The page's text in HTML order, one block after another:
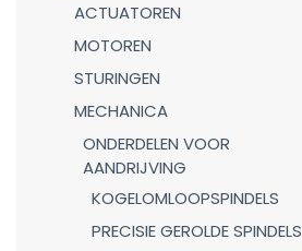
ACTUATOREN
MOTOREN
STURINGEN
MECHANICA
ONDERDELEN VOOR
AANDRIJVING
KOGELOMLOOPSPINDELS
PRECISIE GEROLDE SPINDELS